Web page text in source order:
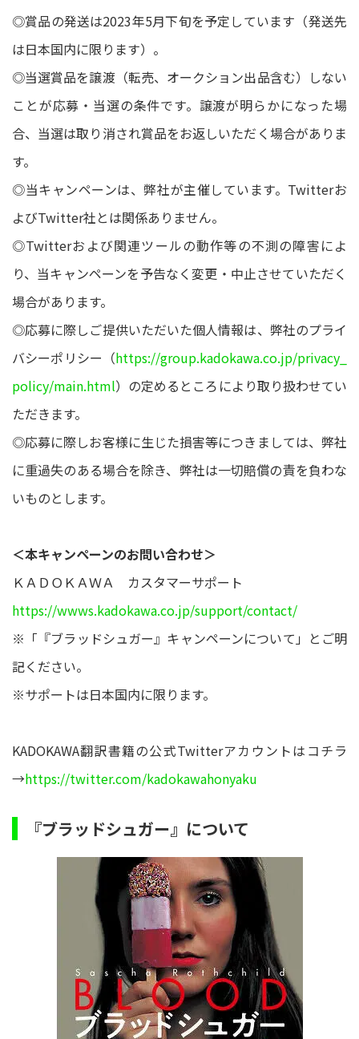
◎賞品の発送は2023年5月下旬を予定しています（発送先
は日本国内に限ります）。
◎当選賞品を譲渡（転売、オークション出品含む）しない
ことが応募・当選の条件です。譲渡が明らかになった場
合、当選は取り消され賞品をお返しいただく場合がありま
す。
◎当キャンペーンは、弊社が主催しています。Twitterお
よびTwitter社とは関係ありません。
◎Twitterおよび関連ツールの動作等の不測の障害によ
り、当キャンペーンを予告なく変更・中止させていただく
場合があります。
◎応募に際しご提供いただいた個人情報は、弊社のプライ
バシーポリシー（https://group.kadokawa.co.jp/privacy_
policy/main.html）の定めるところにより取り扱わせてい
ただきます。
◎応募に際しお客様に生じた損害等につきましては、弊社
に重過失のある場合を除き、弊社は一切賠償の責を負わな
いものとします。
＜本キャンペーンのお問い合わせ＞
ＫＡＤＯＫＡＷＡ カスタマーサポート
https://wwws.kadokawa.co.jp/support/contact/
※「『ブラッドシュガー』キャンペーンについて」とご明
記ください。
※サポートは日本国内に限ります。
KADOKAWA翻訳書籍の公式Twitterアカウントはコチラ
→https://twitter.com/kadokawahonyaku
『ブラッドシュガー』について